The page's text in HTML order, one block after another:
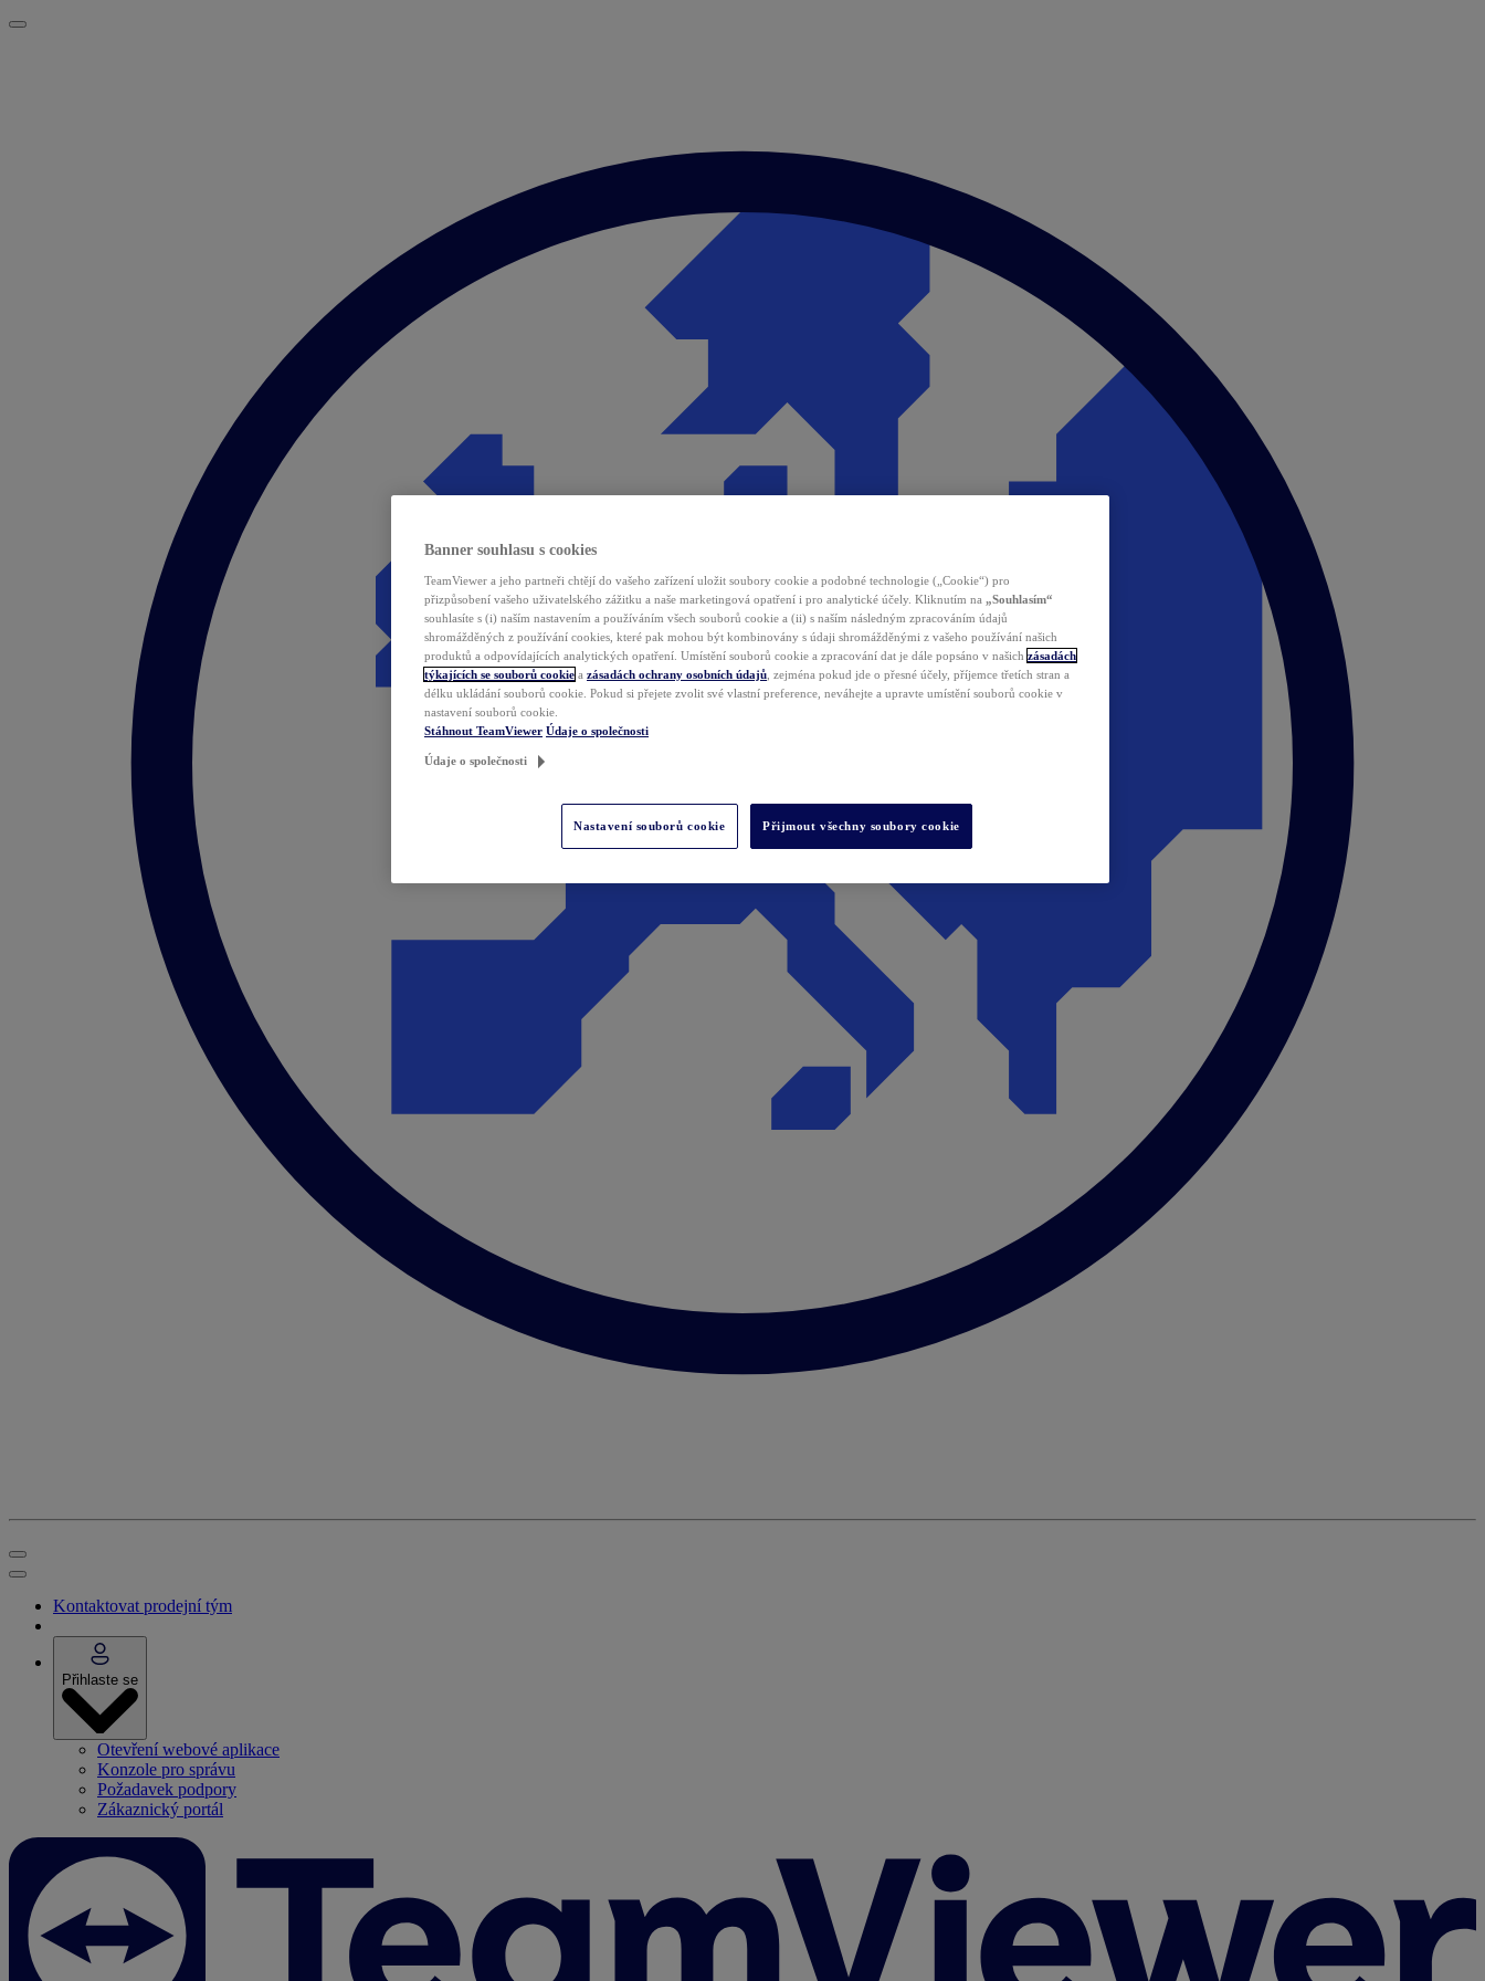
Kontaktovat prodejní tým
Přihlaste se
Otevření webové aplikace
Konzole pro správu
Požadavek podpory
Zákaznický portál
Banner souhlasu s cookies
TeamViewer a jeho partneři chtějí do vašeho zařízení uložit soubory cookie a podobné technologie („Cookie“) pro
přizpůsobení vašeho uživatelského zážitku a naše marketingová opatření i pro analytické účely. Kliknutím na „Souhlasím“
souhlasíte s (i) naším nastavením a používáním všech souborů cookie a (ii) s naším následným zpracováním údajů
shromážděných z používání cookies, které pak mohou být kombinovány s údaji shromážděnými z vašeho používání našich
produktů a odpovídajících analytických opatření. Umístění souborů cookie a zpracování dat je dále popsáno v našich zásadách
týkajících se souborů cookie a zásadách ochrany osobních údajů , zejména pokud jde o přesné účely, příjemce třetích stran a
délku ukládání souborů cookie. Pokud si přejete zvolit své vlastní preference, neváhejte a upravte umístění souborů cookie v
nastavení souborů cookie.
Stáhnout TeamViewer Údaje o společnosti
Údaje o společnosti
Nastavení souborů cookie Přijmout všechny soubory cookie